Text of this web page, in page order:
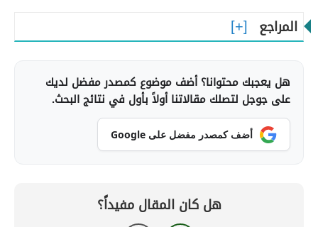
المراجع
هل يعجبك محتوانا؟ أضف موضوع كمصدر مفضل لديك
على جوجل لتصلك مقالاتنا أولاً بأول في نتائج البحث.
أضف كمصدر مفضل على Google
هل كان المقال مفيداً؟